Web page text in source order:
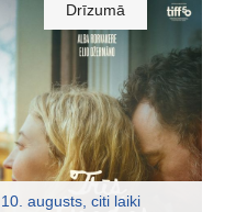
Drīzumā
10. augusts, citi laiki